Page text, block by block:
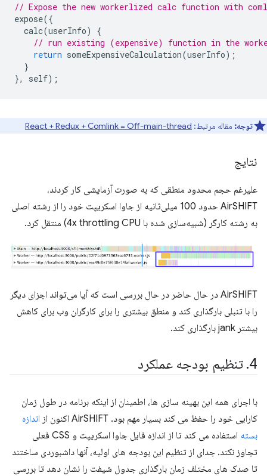
// Expose the new workerlized calc function with
expose({
calc(userInfo)
{
// run existing (expensive) function in the
return someExpensiveCalculation(userInfo);
}
},
self);
توجه: مقاله مرتبط: React + Redux + Comlink = Off-main-thread
نتایج
علیرغم حجم محدود منطقی که به صورت آزمایشی کار کردند،
AirSHIFT حدود 100 میلی‌ثانیه از جاوا اسکریپت خود را از رشته اصلی
به رشته کارگر (شبیه‌سازی شده با 4x throttling CPU) منتقل کرد.
AirSHIFT در حال حاضر در حال بررسی است که آیا می‌تواند اجزای دیگر
را با تنبلی بارگذاری کند و منطق بیشتری را برای کارگران وب برای کاهش
بیشتر jank بارگذاری کند.
4
. تنظیم بودجه عملکرد
با اجرای همه این بهینه سازی ها، اطمینان از اینکه برنامه در طول زمان
کارایی خود را حفظ می کند بسیار مهم بود. AirSHIFT اکنون از
اندازه
بسته
استفاده می کند تا از اندازه فایل جاوا اسکریپت و CSS فعلی
تجاوز نکند. جدای از تنظیم این بودجه های اولیه، آنها داشبوردی ساختند
تا صدک های مختلف زمان بارگذاری جدول شیفت را نشان دهد تا بررسی